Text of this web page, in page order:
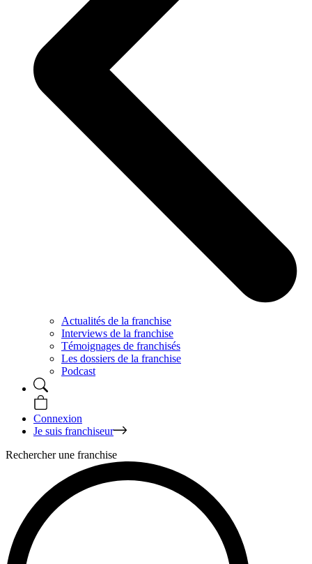
Actualités de la franchise
Interviews de la franchise
Témoignages de franchisés
Les dossiers de la franchise
Podcast
Connexion
Je suis franchiseur
Rechercher une franchise